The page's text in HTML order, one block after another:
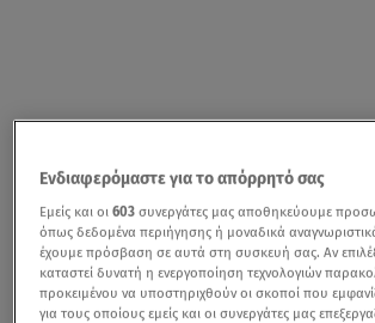
Ενδιαφερόμαστε για το απόρρητό σας
Εμείς και οι603 συνεργάτες μας αποθηκεύουμε
όπως δεδομένα περιήγησης ή μοναδικά αναγνωριστικά
έχουμε πρόσβαση σε αυτά στη συσκευή σας. Αν
καταστεί δυνατή η ενεργοποίηση τεχνολογιών
προκειμένου να υποστηριχθούν οι σκοποί που
για τους οποίους εμείς και οι συνεργάτες μας